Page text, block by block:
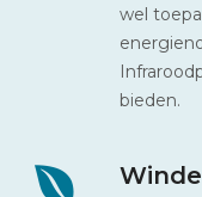
wel
bieden.